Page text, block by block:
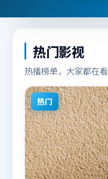
热门影视
热播榜单，大家都在看
热门